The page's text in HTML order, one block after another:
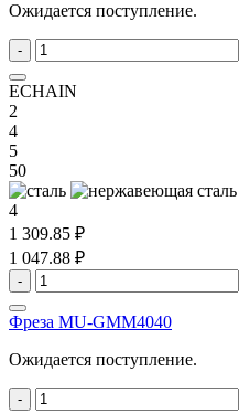
Ожидается поступление.
-
ECHAIN
2
4
5
50
4
1 309.85 ₽
1 047.88 ₽
-
Фреза MU-GMM4040
Ожидается поступление.
-